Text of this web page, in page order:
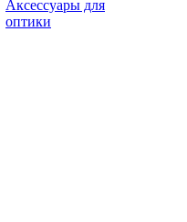
Аксессуары для
оптики